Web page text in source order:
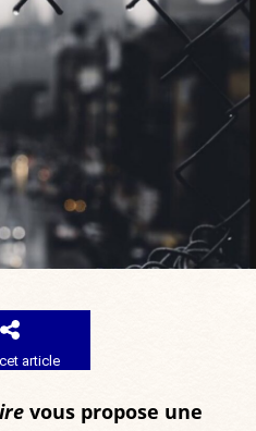
article
vous propose une